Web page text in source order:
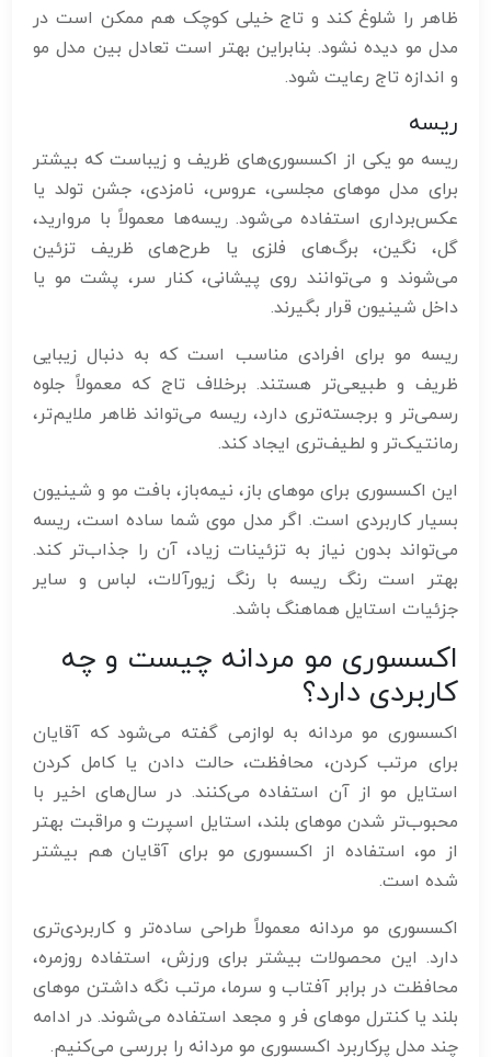
ظاهر را شلوغ کند و تاج خیلی کوچک هم ممکن است در
مدل مو دیده نشود. بنابراین بهتر است تعادل بین مدل مو
و اندازه تاج رعایت شود.
ریسه
ریسه مو یکی از اکسسوری‌های ظریف و زیباست که بیشتر
برای مدل موهای مجلسی، عروس، نامزدی، جشن تولد یا
عکس‌برداری استفاده می‌شود. ریسه‌ها معمولاً با مروارید،
گل، نگین، برگ‌های فلزی یا طرح‌های ظریف تزئین
می‌شوند و می‌توانند روی پیشانی، کنار سر، پشت مو یا
داخل شینیون قرار بگیرند.
ریسه مو برای افرادی مناسب است که به دنبال زیبایی
ظریف و طبیعی‌تر هستند. برخلاف تاج که معمولاً جلوه
رسمی‌تر و برجسته‌تری دارد، ریسه می‌تواند ظاهر ملایم‌تر،
رمانتیک‌تر و لطیف‌تری ایجاد کند.
این اکسسوری برای موهای باز، نیمه‌باز، بافت مو و شینیون
بسیار کاربردی است. اگر مدل موی شما ساده است، ریسه
می‌تواند بدون نیاز به تزئینات زیاد، آن را جذاب‌تر کند.
بهتر است رنگ ریسه با رنگ زیورآلات، لباس و سایر
جزئیات استایل هماهنگ باشد.
اکسسوری مو مردانه چیست و چه
کاربردی دارد؟
اکسسوری مو مردانه به لوازمی گفته می‌شود که آقایان
برای مرتب کردن، محافظت، حالت دادن یا کامل کردن
استایل مو از آن استفاده می‌کنند. در سال‌های اخیر با
محبوب‌تر شدن موهای بلند، استایل اسپرت و مراقبت بهتر
از مو، استفاده از اکسسوری مو برای آقایان هم بیشتر
شده است.
اکسسوری مو مردانه معمولاً طراحی ساده‌تر و کاربردی‌تری
دارد. این محصولات بیشتر برای ورزش، استفاده روزمره،
محافظت در برابر آفتاب و سرما، مرتب نگه داشتن موهای
بلند یا کنترل موهای فر و مجعد استفاده می‌شوند. در ادامه
چند مدل پرکاربرد اکسسوری مو مردانه را بررسی می‌کنیم.